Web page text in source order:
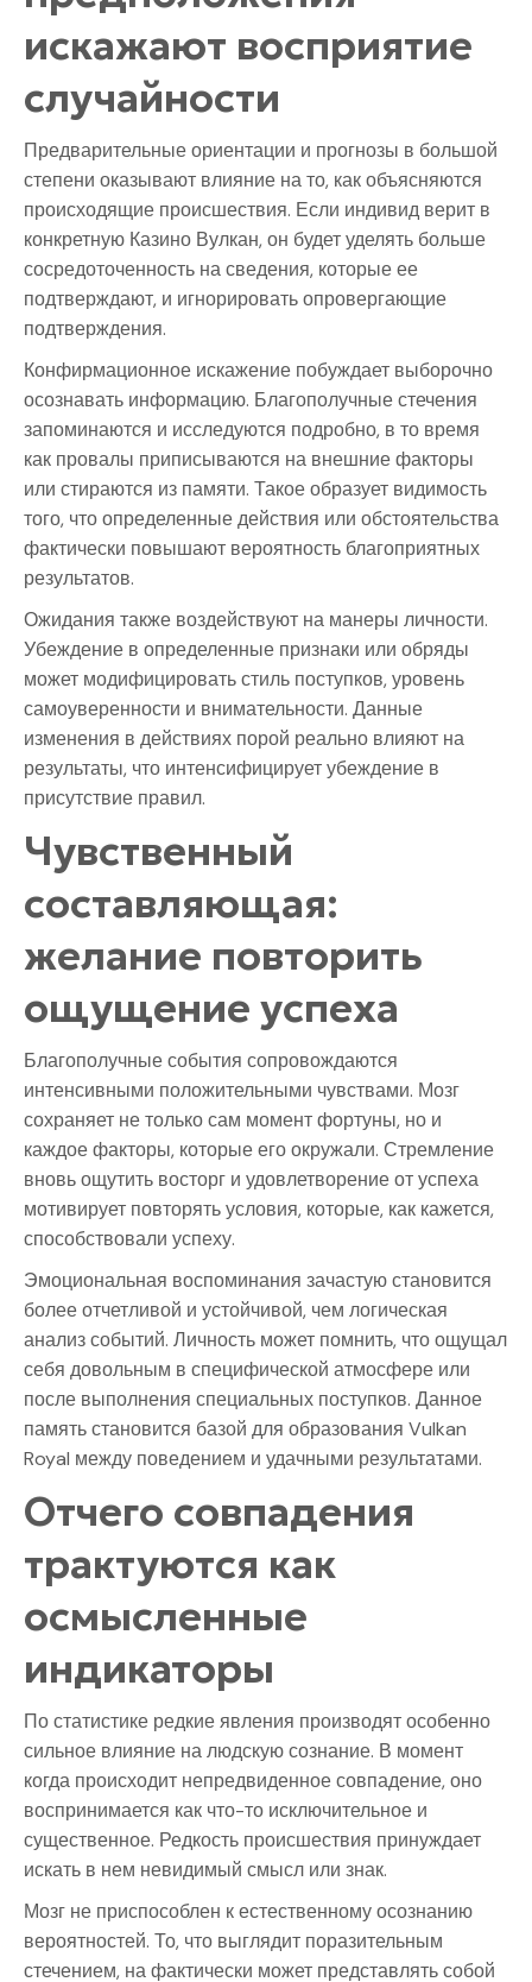
искажают восприятие
случайности
Предварительные ориентации и прогнозы в большой
степени оказывают влияние на то, как объясняются
происходящие происшествия. Если индивид верит в
конкретную Казино Вулкан, он будет уделять больше
сосредоточенность на сведения, которые ее
подтверждают, и игнорировать опровергающие
подтверждения.
Конфирмационное искажение побуждает выборочно
осознавать информацию. Благополучные стечения
запоминаются и исследуются подробно, в то время
как провалы приписываются на внешние факторы
или стираются из памяти. Такое образует видимость
того, что определенные действия или обстоятельства
фактически повышают вероятность благоприятных
результатов.
Ожидания также воздействуют на манеры личности.
Убеждение в определенные признаки или обряды
может модифицировать стиль поступков, уровень
самоуверенности и внимательности. Данные
изменения в действиях порой реально влияют на
результаты, что интенсифицирует убеждение в
присутствие правил.
Чувственный
составляющая:
желание повторить
ощущение успеха
Благополучные события сопровождаются
интенсивными положительными чувствами. Мозг
сохраняет не только сам момент фортуны, но и
каждое факторы, которые его окружали. Стремление
вновь ощутить восторг и удовлетворение от успеха
мотивирует повторять условия, которые, как кажется,
способствовали успеху.
Эмоциональная воспоминания зачастую становится
более отчетливой и устойчивой, чем логическая
анализ событий. Личность может помнить, что ощущал
себя довольным в специфической атмосфере или
после выполнения специальных поступков. Данное
память становится базой для образования Vulkan
Royal между поведением и удачными результатами.
Отчего совпадения
трактуются как
осмысленные
индикаторы
По статистике редкие явления производят особенно
сильное влияние на людскую сознание. В момент
когда происходит непредвиденное совпадение, оно
воспринимается как что-то исключительное и
существенное. Редкость происшествия принуждает
искать в нем невидимый смысл или знак.
Мозг не приспособлен к естественному осознанию
вероятностей. То, что выглядит поразительным
стечением, на фактически может представлять собой